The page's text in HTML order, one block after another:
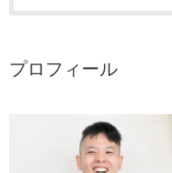
プロフィール